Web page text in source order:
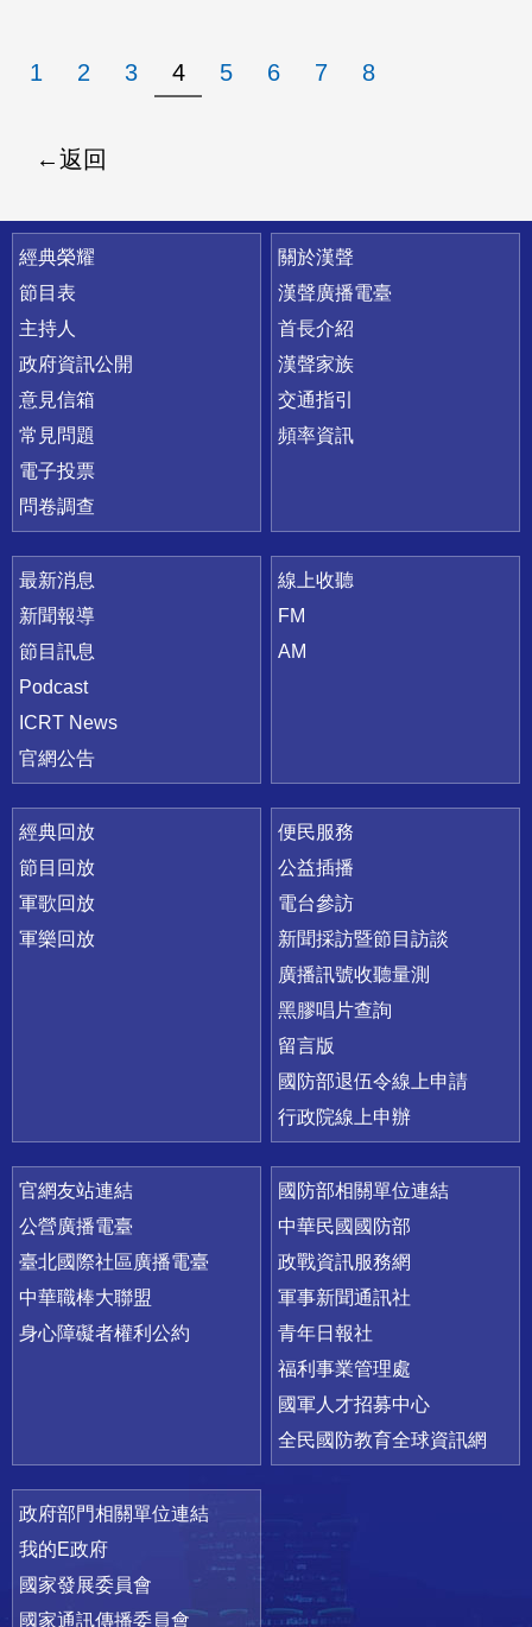
1 2 3 4 5 6 7 8
返回
快速連結
經典榮耀
節目表
主持人
政府資訊公開
意見信箱
常見問題
電子投票
問卷調查
關於漢聲
漢聲廣播電臺
首長介紹
漢聲家族
交通指引
頻率資訊
最新消息
新聞報導
節目訊息
Podcast
ICRT News
官網公告
線上收聽
FM
AM
經典回放
節目回放
軍歌回放
軍樂回放
便民服務
公益插播
電台參訪
新聞採訪暨節目訪談
廣播訊號收聽量測
黑膠唱片查詢
留言版
國防部退伍令線上申請
行政院線上申辦
官網友站連結
公營廣播電臺
臺北國際社區廣播電臺
中華職棒大聯盟
身心障礙者權利公約
國防部相關單位連結
中華民國國防部
政戰資訊服務網
軍事新聞通訊社
青年日報社
福利事業管理處
國軍人才招募中心
全民國防教育全球資訊網
政府部門相關單位連結
我的E政府
國家發展委員會
國家通訊傳播委員會